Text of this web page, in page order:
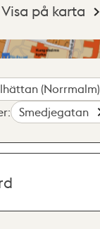
Visa på karta
(Norrmalm)
Smedjegatan